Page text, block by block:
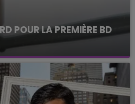
POUR LA PREMIÈRE BD